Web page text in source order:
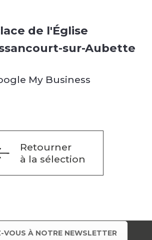
de l'Église
sur-Aubette
My Business
Retourner
à la sélection
VOUS À NOTRE NEWSLETTER